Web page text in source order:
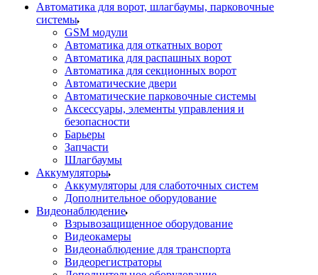
Автоматика для ворот, шлагбаумы, парковочные
системы
GSM модули
Автоматика для откатных ворот
Автоматика для распашных ворот
Автоматика для секционных ворот
Автоматические двери
Автоматические парковочные системы
Аксессуары, элементы управления и
безопасности
Барьеры
Запчасти
Шлагбаумы
Аккумуляторы
Аккумуляторы для слаботочных систем
Дополнительное оборудование
Видеонаблюдение
Взрывозащищенное оборудование
Видеокамеры
Видеонаблюдение для транспорта
Видеорегистраторы